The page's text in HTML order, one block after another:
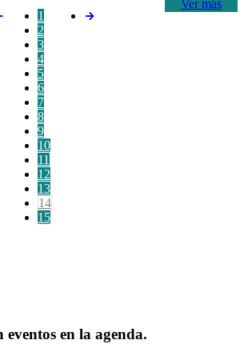
Ver más
1
2
3
4
5
6
7
8
9
10
11
12
13
14
15
eventos en la agenda.